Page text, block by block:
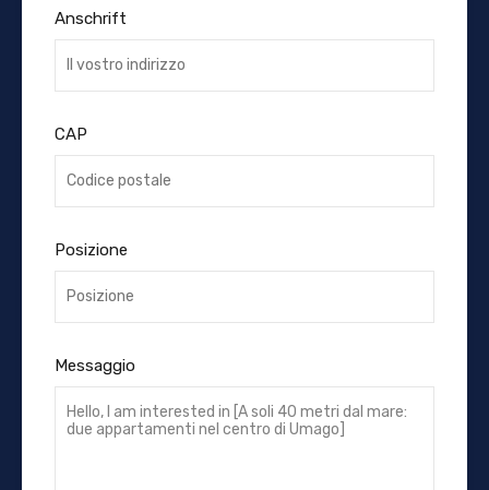
Anschrift
CAP
Posizione
Messaggio